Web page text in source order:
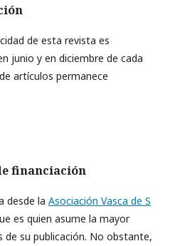
de esta revista es
junio y en diciembre de cada
artículos permanece
financiación
desde la Asociación Vasca de S
es quien asume la mayor
su publicación. No obstante,